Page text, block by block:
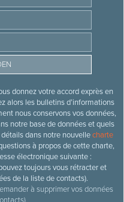
donnez votre accord exprès en
alors les bulletins d’informations
nous conservons vos données,
notre base de données et quels
dans notre nouvellecharte
à propos de cette charte,
électronique suivante :
toujours vous rétracter et
de la liste de contacts).
à supprimer vos données